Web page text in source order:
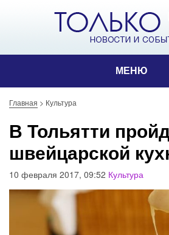
МЕНЮ
Главная > Культура
В Тольятти
швейцарской
10 февраля 2017, 09:52 Культура